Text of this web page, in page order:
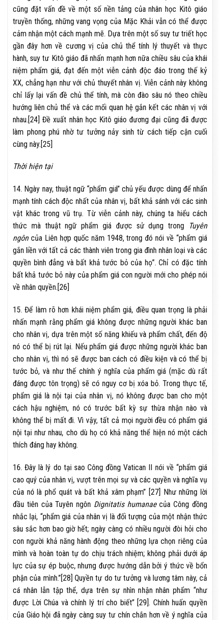
cũng đặt vấn đề về một số nền tảng của nhân học Kitô giáo
truyền thống, những vang vọng của Mặc Khải vẫn có thể được
cảm nhận một cách mạnh mẽ. Dựa trên một số suy tư triết học
gần đây hơn về cương vị của chủ thể tính lý thuyết và thực
hành, suy tư Kitô giáo đã nhấn mạnh hơn nữa chiều sâu của khái
niệm phẩm giá, đạt đến một viễn cảnh độc đáo trong thế kỷ
XX, chẳng hạn như với chủ thuyết nhân vị. Viễn cảnh này không
chỉ lấy lại vấn đề chủ thể tính, mà còn đào sâu nó theo chiều
hướng liên chủ thể và các mối quan hệ gắn kết các nhân vị với
nhau.[24] Đề xuất nhân học Kitô giáo đương đại cũng đã được
làm phong phú nhờ tư tưởng nảy sinh từ cách tiếp cận cuối
cùng này.[25]
Thời hiện tại
14. Ngày nay, thuật ngữ “phẩm giá” chủ yếu được dùng để nhấn
mạnh tính cách độc nhất của nhân vị, bất khả sánh với các sinh
vật khác trong vũ trụ. Từ viễn cảnh này, chúng ta hiểu cách
thức mà thuật ngữ phẩm giá được sử dụng trong
Tuyên
ngôncủa Liên hợp quốc năm 1948, trong đó nói về “phẩm giá
gắn liền với tất cả các thành viên trong gia đình nhân loại và các
quyền bình đẳng và bất khả tước bỏ của họ”. Chỉ có đặc tính
bất khả tước bỏ này của phẩm giá con người mới cho phép nói
về nhân quyền.[26]
15. Để làm rõ hơn khái niệm phẩm giá, điều quan trọng là phải
nhấn mạnh rằng phẩm giá không được những người khác ban
cho nhân vị, dựa trên một số năng khiếu và phẩm chất, đến độ
nó có thể bị rút lại. Nếu phẩm giá được những người khác ban
cho nhân vị, thì nó sẽ được ban cách có điều kiện và có thể bị
tước bỏ, và như thế chính ý nghĩa của phẩm giá (mặc dù rất
đáng được tôn trọng) sẽ có nguy cơ bị xóa bỏ. Trong thực tế,
phẩm giá là nội tại của nhân vị, nó không được ban cho một
cách hậu nghiệm, nó có trước bất kỳ sự thừa nhận nào và
không thể bị mất đi. Vì vậy, tất cả mọi người đều có phẩm giá
nội tại như nhau, cho dù họ có khả năng thể hiện nó một cách
thích đáng hay không.
16. Đây là lý do tại sao Công đồng Vatican II nói về “phẩm giá
cao quý của nhân vị, vượt trên mọi sự và các quyền và nghĩa vụ
của nó là phổ quát và bất khả xâm phạm” [27] Như những lời
đầu tiên của Tuyên ngôn Dignitatis humanaecủa Công đồng
nhắc lại, “phẩm giá của nhân vị là đối tượng của một nhận thức
sâu sắc hơn bao giờ hết; ngày càng có nhiều người đòi hỏi cho
con người khả năng hành động theo những lựa chọn riêng của
mình và hoàn toàn tự do chịu trách nhiệm; không phải dưới áp
lực của sự ép buộc, nhưng được hướng dẫn bởi ý thức về bổn
phận của mình.”[28] Quyền tự do tư tưởng và lương tâm này, cả
cá nhân lẫn tập thể, dựa trên sự nhìn nhận nhân phẩm “như
được Lời Chúa và chính lý trí cho biết” [29]. Chính huấn quyền
của Giáo hội đã ngày càng suy tư chín chắn hơn về ý nghĩa của